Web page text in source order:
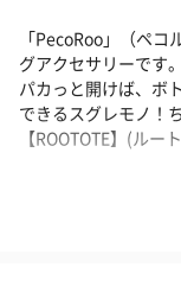
「PecoRoo」（ペ
グアクセサリーです
パカっと開けば、ボ
できるスグレモノ！
【ROOTOTE】(ルー
サンリオの仲間